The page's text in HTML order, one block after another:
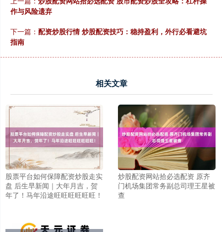
作与风险遗弃
下一篇： 配资炒股行情 炒股配资技巧：稳持盈利，外行必看避坑
指南
相关文章
股票平台如何保障配资炒股走实
盘 后生早新闻｜大年月吉，贺
年了！马年沿途旺旺旺旺旺旺！
炒股配资网站拾必选配资 原齐
门机场集团常务副总司理王星被
查